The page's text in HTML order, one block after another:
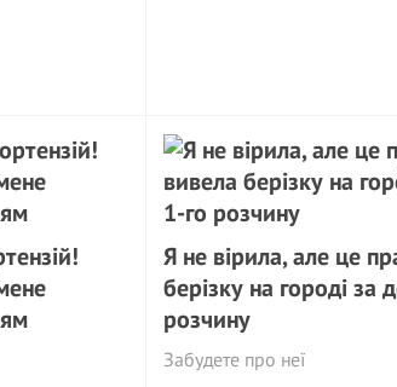
Я не вірила, але це
берізку на городі за
розчину
Забудете про неї